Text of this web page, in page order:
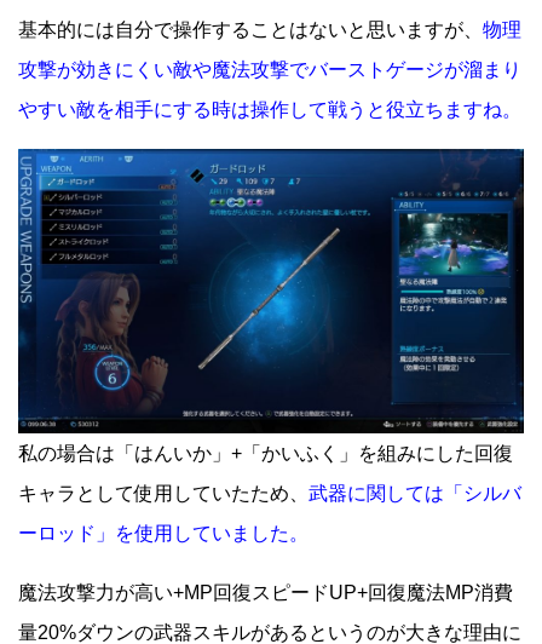
基本的には自分で操作することはないと思いますが、 物理
攻撃が効きにくい敵や魔法攻撃でバーストゲージが溜まり
やすい敵を相手にする時は操作して戦うと役立ちますね。
私の場合は「はんいか」+「かいふく」を組みにした回復
キャラとして使用していたため、 武器に関しては「シルバ
ーロッド」を使用していました。
魔法攻撃力が高い+MP回復スピードUP+回復魔法MP消費
量20%ダウンの武器スキルがあるというのが大きな理由に